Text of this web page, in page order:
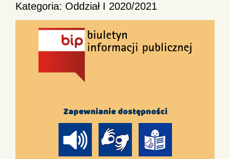
Zapewnianie dostępności
Kategoria: Oddział I 2020/2021